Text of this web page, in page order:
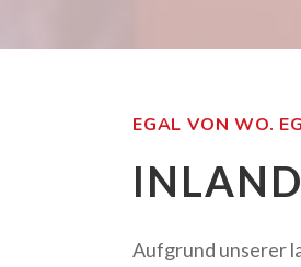
EGAL VON WO.
Aufgrund unserer